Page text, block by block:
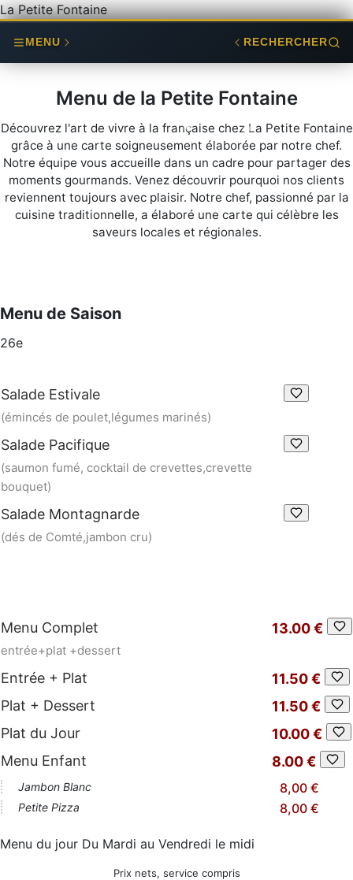
La Petite Fontaine
MENU RECHERCHER
Menu de la Petite Fontaine
Découvrez l'art de vivre à la française chez La Petite Fontaine
grâce à une carte soigneusement élaborée par notre chef.
Notre équipe vous accueille dans un cadre pour partager des
moments gourmands. Venez découvrir pourquoi nos clients
reviennent toujours avec plaisir. Notre chef, passionné par la
cuisine traditionnelle, a élaboré une carte qui célèbre les
saveurs locales et régionales.
Menu de Saison
26e
Salade Estivale
(émincés de poulet,légumes marinés)
Salade Pacifique
(saumon fumé, cocktail de crevettes,crevette
bouquet)
Salade Montagnarde
(dés de Comté,jambon cru)
Menu Complet
entrée+plat +dessert
13.00 €
Entrée + Plat
11.50 €
Plat + Dessert
11.50 €
Plat du Jour
10.00 €
Menu Enfant
8.00 €
Jambon Blanc 8,00 €
Petite Pizza 8,00 €
Menu du jour Du Mardi au Vendredi le midi
Prix nets, service compris